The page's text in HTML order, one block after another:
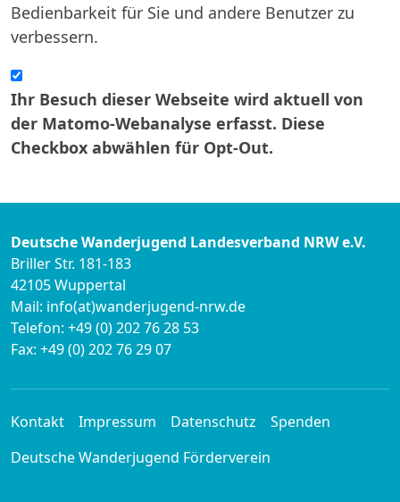
Bedienbarkeit für Sie und andere Benutzer zu
verbessern.
Ihr Besuch dieser Webseite wird aktuell von
der Matomo-Webanalyse erfasst. Diese
Checkbox abwählen für Opt-Out.
Deutsche Wanderjugend Landesverband NRW e.V.
Briller Str. 181-183
42105 Wuppertal
Mail: info(at)wanderjugend-nrw.de
Telefon: +49 (0) 202 76 28 53
Fax: +49 (0) 202 76 29 07
Kontakt Impressum Datenschutz
Spenden
Deutsche Wanderjugend Förderverein